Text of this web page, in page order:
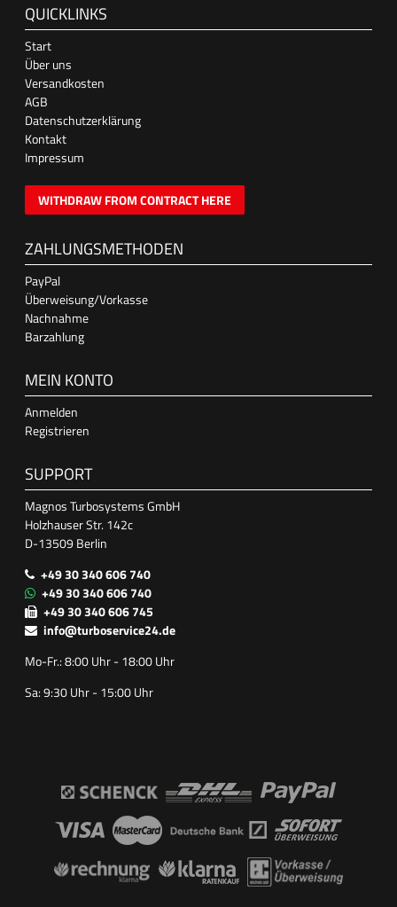
QUICKLINKS
Start
Über uns
Versandkosten
AGB
Datenschutzerklärung
Kontakt
Impressum
WITHDRAW FROM CONTRACT HERE
ZAHLUNGSMETHODEN
PayPal
Überweisung/Vorkasse
Nachnahme
Barzahlung
MEIN KONTO
Anmelden
Registrieren
SUPPORT
Magnos Turbosystems GmbH
Holzhauser Str. 142c
D-13509 Berlin
+49 30 340 606 740
+49 30 340 606 740
+49 30 340 606 745
info@turboservice24.de
Mo-Fr.: 8:00 Uhr - 18:00 Uhr
Sa: 9:30 Uhr - 15:00 Uhr